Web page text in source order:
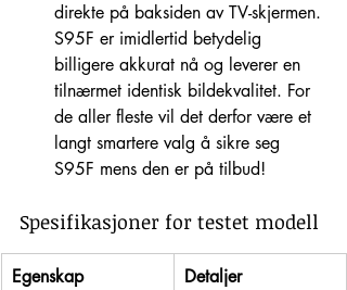
direkte på baksiden av TV-skjermen.
S95F er imidlertid betydelig
billigere akkurat nå og leverer en
tilnærmet identisk bildekvalitet. For
de aller fleste vil det derfor være et
langt smartere valg å sikre seg
S95F mens den er på tilbud!
Spesifikasjoner for testet modell
Egenskap Detaljer